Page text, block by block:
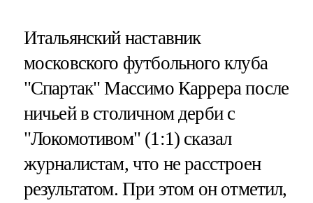
Итальянский наставник
московского футбольного клуба
"Спартак" Массимо Каррера после
ничьей в столичном дерби с
"Локомотивом" (1:1) сказал
журналистам, что не расстроен
результатом. При этом он отметил,